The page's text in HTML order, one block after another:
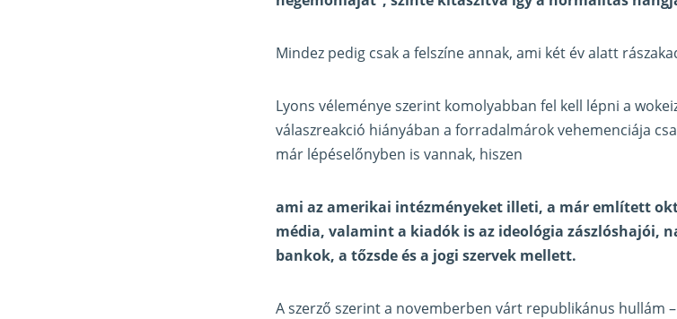
Mindez pedig csak a felszíne annak, ami két év alatt
Lyons véleménye szerint komolyabban fel kell lépni a
válaszreakció hiányában a forradalmárok vehemenciája
már lépéselőnyben is vannak, hiszen
ami az amerikai intézményeket illeti, a már említett
média, valamint a kiadók is az ideológia zászlóshajói,
bankok, a tőzsde és a jogi szervek mellett.
A szerző szerint a novemberben várt republikánus hullám –